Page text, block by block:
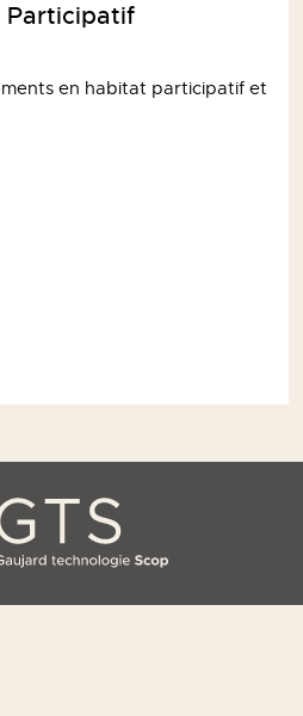
Participatif
en habitat participatif et